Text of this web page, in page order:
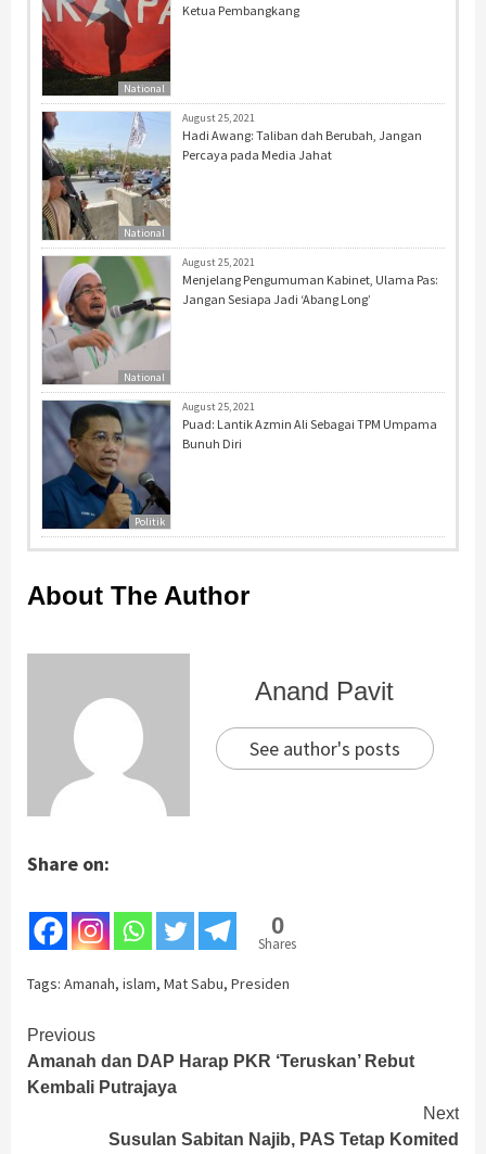
National
Ketua Pembangkang
National
August 25, 2021
Hadi Awang: Taliban dah Berubah, Jangan
Percaya pada Media Jahat
National
August 25, 2021
Menjelang Pengumuman Kabinet, Ulama Pas:
Jangan Sesiapa Jadi ‘Abang Long’
Politik
August 25, 2021
Puad: Lantik Azmin Ali Sebagai TPM Umpama
Bunuh Diri
About The Author
Anand Pavit
See author's posts
Share on:
0
Shares
Tags: Amanah, islam, Mat Sabu, Presiden
Continue
Reading
Previous
Amanah dan DAP Harap PKR ‘Teruskan’ Rebut
Kembali Putrajaya
Next
Susulan Sabitan Najib, PAS Tetap Komited